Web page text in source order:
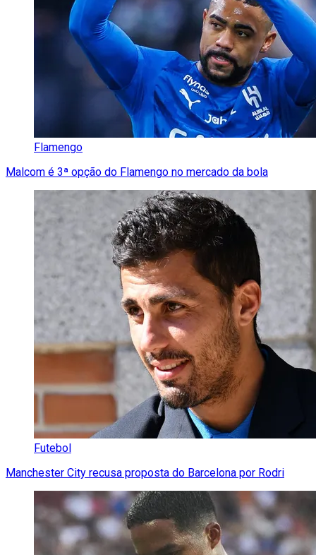
Flamengo
Malcom é 3ª opção do Flamengo no mercado da bola
Futebol
Manchester City recusa proposta do Barcelona por Rodri